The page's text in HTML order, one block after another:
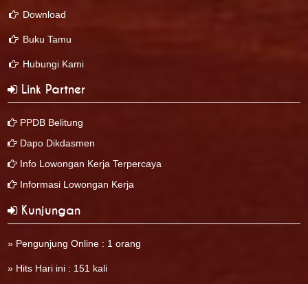
Download
Buku Tamu
Hubungi Kami
Link Partner
PPDB Belitung
Dapo Dikdasmen
Info Lowongan Kerja Terpercaya
Informasi Lowongan Kerja
Kunjungan
» Pengunjung Online : 1 orang
» Hits Hari ini : 151 kali